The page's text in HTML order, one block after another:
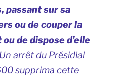
passant sur sa
ou de couper la
de dispose d’elle
Un arrêt du Présidial
supprima cette